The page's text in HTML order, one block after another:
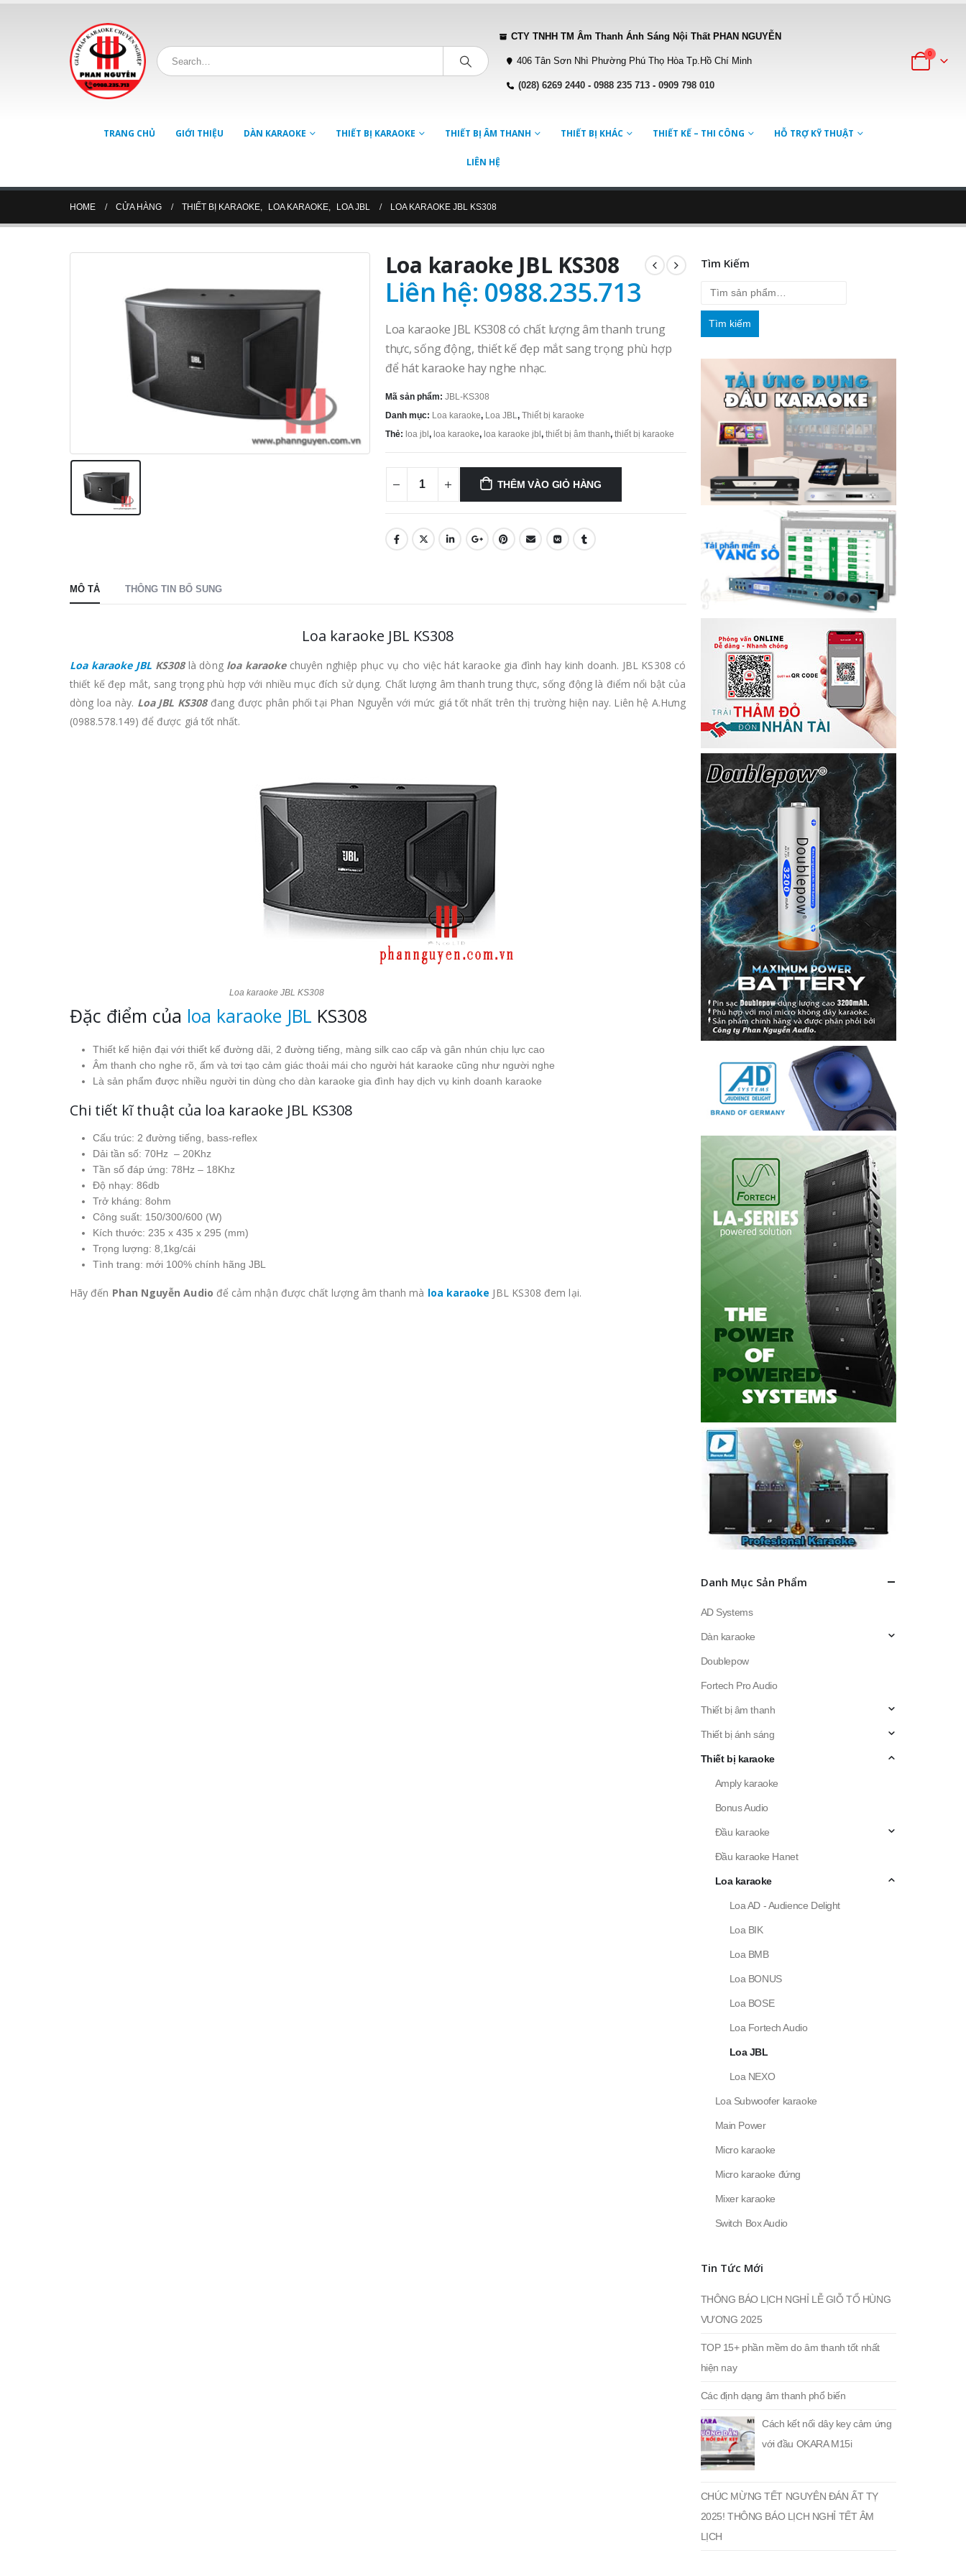
CTY TNHH TM Âm Thanh Ánh Sáng Nội Thất PHAN NGUYỄN
406 Tân Sơn Nhì Phường Phú Thọ Hòa Tp.Hồ Chí Minh
(028) 6269 2440 -0988 235 713 -0909 798 010
0
TRANG CHỦ GIỚI THIỆU DÀN KARAOKE THIẾT BỊ KARAOKE THIẾT BỊ ÂM THANH THIẾT BỊ KHÁC THIẾT KẾ – THI CÔNG HỖ TRỢ KỸ THUẬT
LIÊN HỆ
HOME CỬA HÀNG THIẾT BỊ KARAOKE, LOA KARAOKE, LOA JBL LOA KARAOKE JBL KS308
Loa karaoke JBL KS308
Liên hệ: 0988.235.713
Loa karaoke JBL KS308 có chất lượng âm thanh trung
thực, sống động, thiết kế đẹp mắt sang trọng phù hợp
để hát karaoke hay nghe nhạc.
Mã sản phẩm: JBL-KS308
Danh mục: Loa karaoke, Loa JBL , Thiết bị karaoke
Thẻ: loa jbl, loa karaoke, loa karaoke jbl, thiết bị âm thanh, thiết bị karaoke
THÊM VÀO GIỎ HÀNG
MÔ TẢ THÔNG TIN BỔ SUNG
Loa karaoke JBL KS308
Loa karaoke JBL KS308là dòng loa karaokechuyên nghiệp phục vụ cho việc hát karaoke gia đình hay kinh doanh. JBL KS308 có
thiết kế đẹp mắt, sang trọng phù hợp với nhiều mục đích sử dụng. Chất lượng âm thanh trung thực, sống động là điểm nổi bật của
dòng loa này. Loa JBL KS308đang được phân phối tại Phan Nguyễn với mức giá tốt nhất trên thị trường hiện nay. Liên hệ A.Hưng
(0988.578.149) để được giá tốt nhất.
Loa karaoke JBL KS308
Đặc điểm của loa karaoke JBL KS308
Thiết kế hiện đại với thiết kế đường dãi, 2 đường tiếng, màng silk cao cấp và gân nhún chịu lực cao
Âm thanh cho nghe rõ, ấm và tơi tạo cảm giác thoải mái cho người hát karaoke cũng như người nghe
Là sản phẩm được nhiều người tin dùng cho dàn karaoke gia đình hay dịch vụ kinh doanh karaoke
Chi tiết kĩ thuật của loa karaoke JBL KS308
Cấu trúc: 2 đường tiếng, bass-reflex
Dải tần số: 70Hz – 20Khz
Tần số đáp ứng: 78Hz – 18Khz
Độ nhạy: 86db
Trở kháng: 8ohm
Công suất: 150/300/600 (W)
Kích thước: 235 x 435 x 295 (mm)
Trọng lượng: 8,1kg/cái
Tình trang: mới 100% chính hãng JBL
Hãy đến Phan Nguyễn Audio để cảm nhận được chất lượng âm thanh mà loa karaoke JBL KS308 đem lại.
Tìm Kiếm
Tìm kiếm
Danh Mục Sản Phẩm
AD Systems
Dàn karaoke
Doublepow
Fortech Pro Audio
Thiết bị âm thanh
Thiết bị ánh sáng
Thiết bị karaoke
Amply karaoke
Bonus Audio
Đầu karaoke
Đầu karaoke Hanet
Loa karaoke
Loa AD - Audience Delight
Loa BIK
Loa BMB
Loa BONUS
Loa BOSE
Loa Fortech Audio
Loa JBL
Loa NEXO
Loa Subwoofer karaoke
Main Power
Micro karaoke
Micro karaoke đứng
Mixer karaoke
Switch Box Audio
Tin Tức Mới
THÔNG BÁO LỊCH NGHỈ LỄ GIỖ TỔ HÙNG
VƯƠNG 2025
TOP 15+ phần mềm do âm thanh tốt nhất
hiện nay
Các định dạng âm thanh phổ biến
Cách kết nối dây key cảm ứng
với đầu OKARA M15i
CHÚC MỪNG TẾT NGUYÊN ĐÁN ẤT TỴ
2025! THÔNG BÁO LỊCH NGHỈ TẾT ÂM
LỊCH